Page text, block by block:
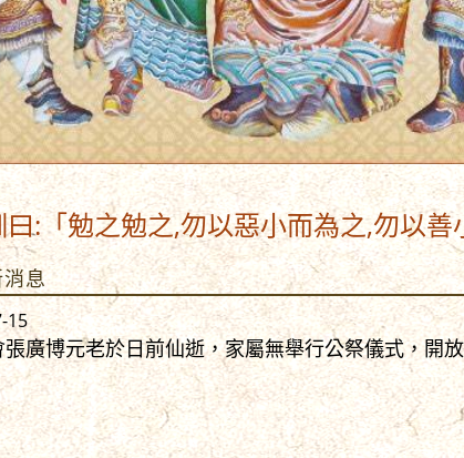
勉之,勿以惡小而為之,勿以善小而不
息
15
廣博元老於日前仙逝，家屬無舉行公祭儀式，開